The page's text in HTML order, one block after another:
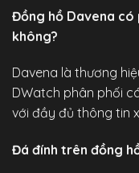
Đồng hồ Davena có
không?
Davena là thương
DWatch phân phối
với đầy đủ thông tin
Đá đính trên đồng